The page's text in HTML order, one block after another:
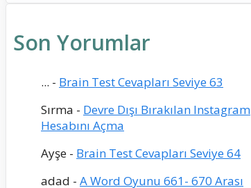
Son Yorumlar
... - Brain Test Cevapları Seviye 63
Sırma - Devre Dışı Bırakılan Instagram
Hesabını Açma
Ayşe - Brain Test Cevapları Seviye 64
adad - A Word Oyunu 661- 670 Arası